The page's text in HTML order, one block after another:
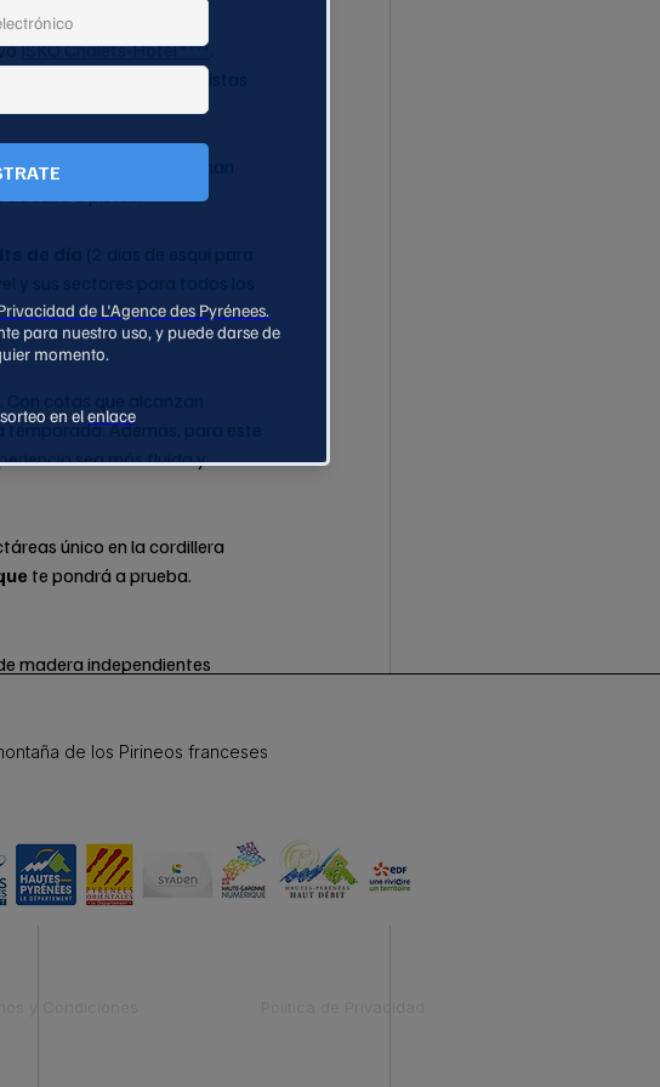
ISKÖ Chalets-Hötel ****
del Béarn se fusionan
de subir a pistas.
y sus sectores para todos los
cotas que alcanzan
Además, para este
sea más fluida y
único en la cordillera
te pondrá a prueba.
madera independientes
de vivir el invierno de tu
Ver todo
de los Pirineos franceses